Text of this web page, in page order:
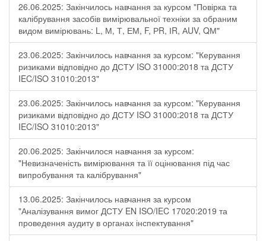
26.06.2025: Закінчилось навчання за курсом "Повірка та
калібрування засобів вимірювальної техніки за обраним
видом вимірювань: L, М, Т, ЕМ, F, РR, ІR, АUV, QМ"
23.06.2025: Закінчилось навчання за курсом: "Керування
ризиками відповідно до ДСТУ ISO 31000:2018 та ДСТУ
IEC/ISO 31010:2013"
23.06.2025: Закінчилось навчання за курсом: "Керування
ризиками відповідно до ДСТУ ISO 31000:2018 та ДСТУ
IEC/ISO 31010:2013"
20.06.2025: Закінчилося навчання за курсом:
"Невизначеність вимірювання та її оцінювання під час
випробування та калібрування"
13.06.2025: Закінчилось навчання за курсом
"Аналізування вимог ДСТУ EN ISO/IEC 17020:2019 та
проведення аудиту в органах інспектування"